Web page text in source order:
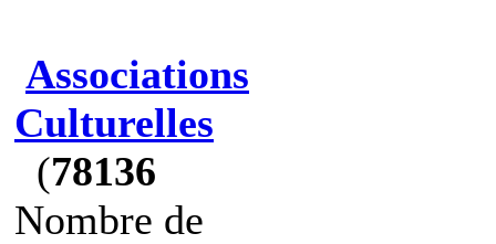
Associations
Culturelles
(78136
Nombre de